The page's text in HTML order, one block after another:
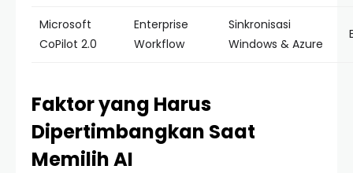
Microsoft
CoPilot 2.0
Enterprise
Workflow
Sinkronisasi
Windows & Azure
Faktor yang Harus
Dipertimbangkan Saat
Memilih AI